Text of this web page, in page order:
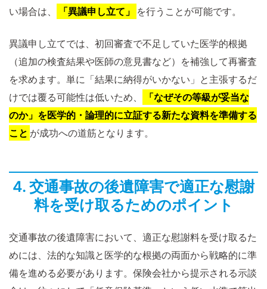
い場合は、
「異議申し立て」 を行うことが可能です。
異議申し立てでは、初回審査で不足していた医学的根拠
（追加の検査結果や医師の意見書など）を補強して再審査
を求めます。単に「結果に納得がいかない」と主張するだ
けでは覆る可能性は低いため、
「なぜその等級が妥当な
のか」を医学的・論理的に立証する新たな資料を準備する
こと が成功への道筋となります。
4. 交通事故の後遺障害で適正な慰謝
料を受け取るためのポイント
交通事故の後遺障害において、適正な慰謝料を受け取るた
めには、法的な知識と医学的な根拠の両面から戦略的に準
備を進める必要があります。保険会社から提示される示談